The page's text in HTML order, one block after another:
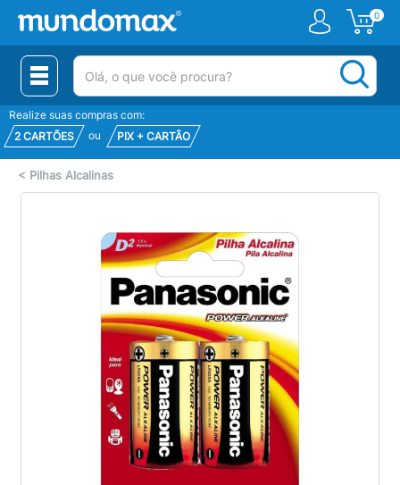
0
(pesquisar)
Realize suas compras com:
2 CARTÕES
ou PIX + CARTÃO
< Pilhas Alcalinas